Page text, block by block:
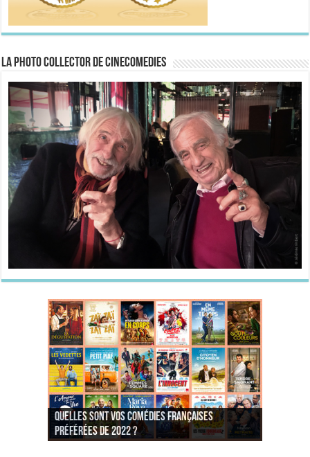
La Photo collector de CineComedies
Quelles sont vos comédies françaises
préférées de 2022 ?
Quel est votre personnage préféré du Père
Noël est une ordure ?
Quelles sont vos comédies françaises
préférées de 2021 ?
Quel est votre « Gendarme » préféré ?
Quels sont vos 3 comédies de Jean-Marie Poiré
préférées ?
Quel est votre « Tati » préféré ?
Quel est votre « bronzé » préféré ?